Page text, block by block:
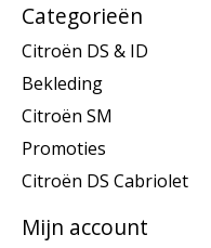
Categorieën
Citroën DS & ID
Bekleding
Citroën SM
Promoties
Citroën DS Cabriolet
Mijn account